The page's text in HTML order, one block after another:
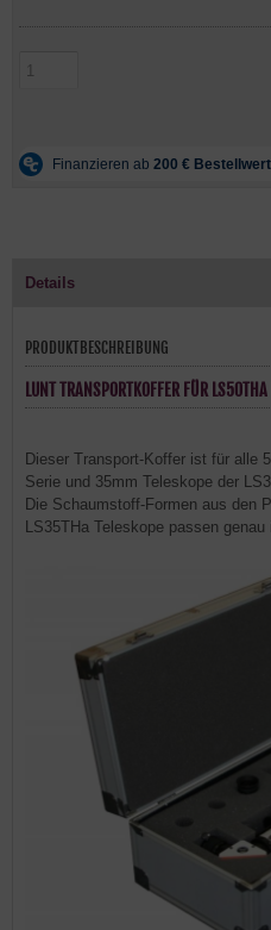
Details
PRODUKTBESCHREIBUNG
LUNT TRANSPORTKOFFER FÜR
Dieser Transport-Koffer ist für alle
Serie und 35mm Teleskope der
Die Schaumstoff-Formen aus den
LS35THa Teleskope passen genau